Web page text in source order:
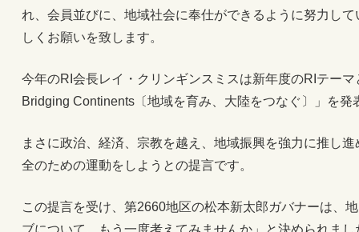
れ、会員並びに、地域社会に奉仕ができるように努力し
しくお願いを致します。
今年のRI会長レイ・クリンギンスミスは新年度のRIテー
Bridging Continents〔地域を育み、大陸をつなぐ〕」を発
まさに政治、経済、宗教を越え、地域振興を強力に推し
全のための運動をしようとの提言です。
この提言を受け、第2660地区の松本新太郎ガバナーは、
ブについて、もう一度考えてみませんか」と決められまし